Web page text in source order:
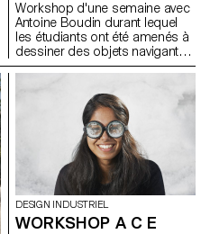
Workshop d'une semaine avec
Antoine Boudin durant lequel
les étudiants ont été amenés à
dessiner des objets navigants
avec une propulsion à voile.
hybrides entre le jouet et la
sculpture avec un caractère
esthétique fort et une
construction intelligente. Les
vaisseaux présentés sont
innovants, que ce soit par leur
concept, leur forme, les
matériaux utilisés, leurs
couleurs, et par le procédé de
mise en oeuvre.
DESIGN INDUSTRIEL
WORKSHOP A C E